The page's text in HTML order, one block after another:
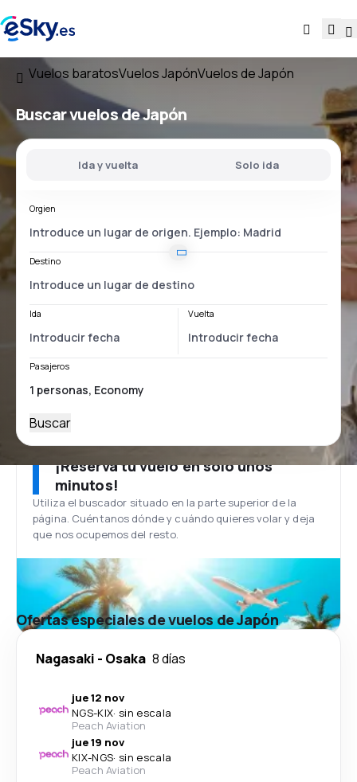
Vuelos baratosVuelos JapónVuelos de Japón
Buscar vuelosde Japón
Ida y vuelta Solo ida
Orgien
Destino
Ida Vuelta
Pasajeros
Buscar
¡Reserva tu vuelo en solo unos
minutos!
Utiliza el buscador situado en la parte superior de la
página. Cuéntanos dónde y cuándo quieres volar y deja
que nos ocupemos del resto.
Ofertas especiales de vuelos de Japón
Nagasaki - Osaka 8 días
jue 12 nov
NGS-KIX· sin escala
Peach Aviation
jue 19 nov
KIX-NGS· sin escala
Peach Aviation